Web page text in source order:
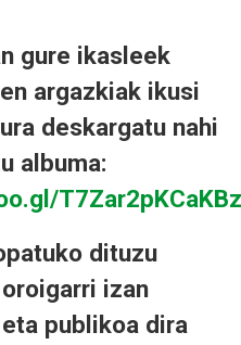
gure ikasleek
argazkiak ikusi
deskargatu nahi
albuma:
dituzu
izan
publikoa dira